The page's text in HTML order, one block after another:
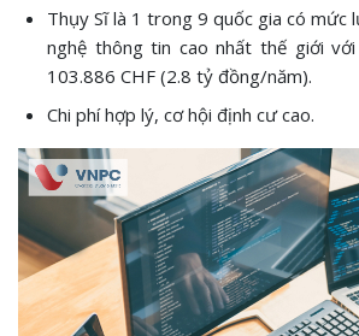
Thụy Sĩ là 1 trong 9 quốc gia có mức
nghệ thông tin cao nhất thế giới
103.886 CHF (2.8 tỷ đồng/năm).
Chi phí hợp lý, cơ hội định cư cao.